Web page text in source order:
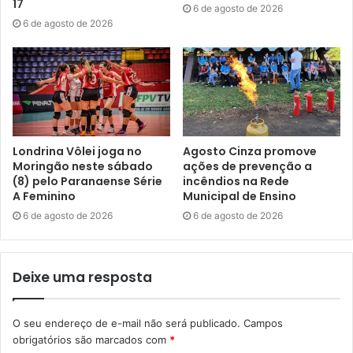
dos grupos Doutores da Alegria (SP), Enfermaria do Riso
(RJ) e Cirurgiões da Alegria (SP), e a mediação do Plantão
Sorriso. O encontro terá acessibilidade em Libras e
audiodescrição, além de transmissão ao vivo pelos canais
do grupo no YouTube e Instagram.
À tarde, os Cirurgiões da Alegria conduzem a oficina “O
Palhaço em Busca do Encontro”, dedicada à
experimentação da máscara do palhaço e às
possibilidades de criação artística voltadas para o
contexto hospitalar.
Encerrando as comemorações, nodomingo(21), a atriz e
diretora Tereza Gontijo participa de uma papolestra
seguida do lançamento do livro “Inteligência Artesanal:
À tarde, a artista Mari Corte ministra a oficina “Duplas no
17
6 de agosto de 2026
6 de agosto de 2026
Londrina Vôlei joga no
Moringão neste sábado
(8) pelo Paranaense Série
A Feminino
6 de agosto de 2026
Agosto Cinza promove
ações de prevenção a
incêndios na Rede
Municipal de Ensino
6 de agosto de 2026
Deixe uma resposta
O seu endereço de e-mail não será publicado. Campos
obrigatórios são marcados com *